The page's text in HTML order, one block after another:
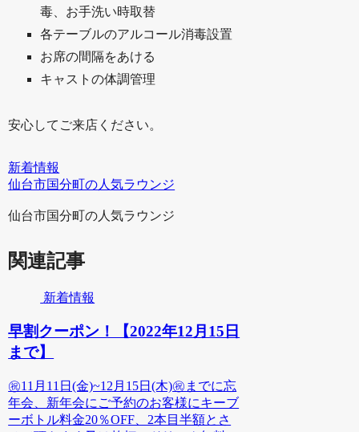
毒、お手洗い時取替
各テーブルのアルコール消毒設置
お席の間隔をあける
キャストの体調管理
安心してご来店ください。
新着情報
仙台市国分町の人気ラウンジ
仙台市国分町の人気ラウンジ
関連記事
新着情報
早割クーポン！【2022年12月15日
まで】
㊗️11月11日(金)~12月15日(木)㊗️までに忘
年会、新年会にご予約のお客様にキーブ
ーボトル料金20％OFF、2本目半額とさ